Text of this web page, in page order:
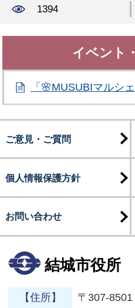
1394
イベント
「🌸MUSUBIマルシ
ご意見・ご質問
個人情報保護方針
お問い合わせ
結城市役所
【住所】
〒307-8501